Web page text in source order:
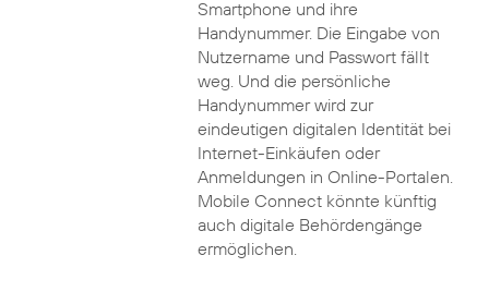
Smartphone und ihre
Handynummer. Die Eingabe von
Nutzername und Passwort fällt
weg. Und die persönliche
Handynummer wird zur
eindeutigen digitalen Identität bei
Internet-Einkäufen oder
Anmeldungen in Online-Portalen.
Mobile Connect könnte künftig
auch digitale Behördengänge
ermöglichen.